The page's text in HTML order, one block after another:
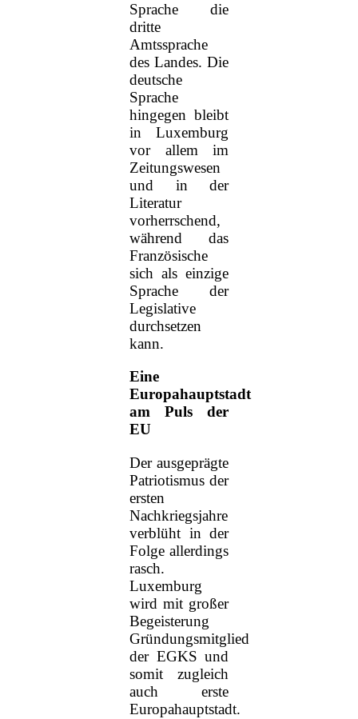
Sprache die
dritte
Amtssprache
des Landes. Die
deutsche
Sprache
hingegen bleibt
in Luxemburg
vor allem im
Zeitungswesen
und in der
Literatur
vorherrschend,
während das
Französische
sich als einzige
Sprache der
Legislative
durchsetzen
kann.
Eine
Europahauptstadt
am Puls der
EU
Der ausgeprägte
Patriotismus der
ersten
Nachkriegsjahre
verblüht in der
Folge allerdings
rasch.
Luxemburg
wird mit großer
Begeisterung
Gründungsmitglied
der EGKS und
somit zugleich
auch erste
Europahauptstadt.